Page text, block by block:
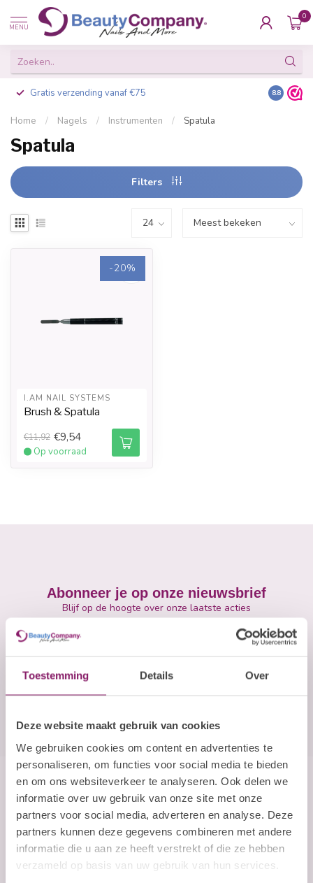
Toestemming Details Over
Deze website maakt gebruik van cookies
We gebruiken cookies om content en advertenties te
personaliseren, om functies voor social media te bieden
en om ons websiteverkeer te analyseren. Ook delen we
informatie over uw gebruik van onze site met onze
partners voor social media, adverteren en analyse. Deze
partners kunnen deze gegevens combineren met andere
informatie die u aan ze heeft verstrekt of die ze hebben
verzameld op basis van uw gebruik van hun services.
MENU
0
Gratis verzending vanaf €75 Besteld
8.8
Home / Nagels / Instrumenten / Spatula
Spatula
Filters
-20%
I.AM NAIL SYSTEMS
Brush & Spatula
€11,92 €9,54
Op voorraad
Abonneer je op onze nieuwsbrief
Blijf op de hoogte over onze laatste acties
E-mailadres
Abonneer
Beauty Company
Nails and More
John F. Kennedylaan 21L
5555 XC Valkenswaard